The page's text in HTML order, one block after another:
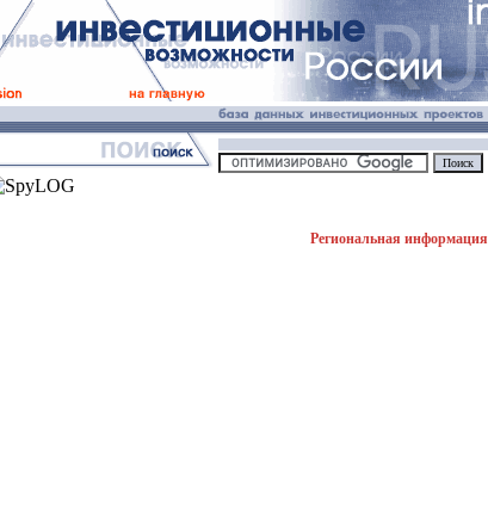
Региональная информация